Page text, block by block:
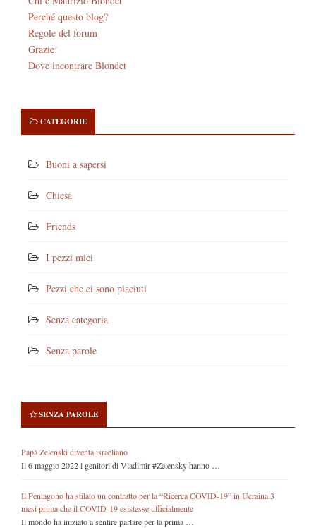
Perché questo blog?
Regole del forum
Grazie!
Dove incontrare Blondet
CATEGORIE
Buoni a sapersi
Chiesa
Friends
I pezzi miei
Pezzi che ci sono piaciuti
Senza categoria
Senza parole
SENZA PAROLE
Papà Zelenski diventa israeliano
Il 6 maggio 2022 i genitori di Vladimir #Zelensky hanno …
Il Pentagono ha stilato un contratto per la “Ricerca COVID-19” in Ucraina 3
mesi prima che il COVID-19 esistesse ufficialmente
Il mondo ha iniziato a sentire parlare per la prima …